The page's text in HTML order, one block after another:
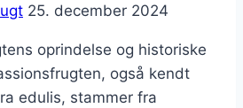
25. december 2024
oprindelse og historiske
også kendt
edulis, stammer fra